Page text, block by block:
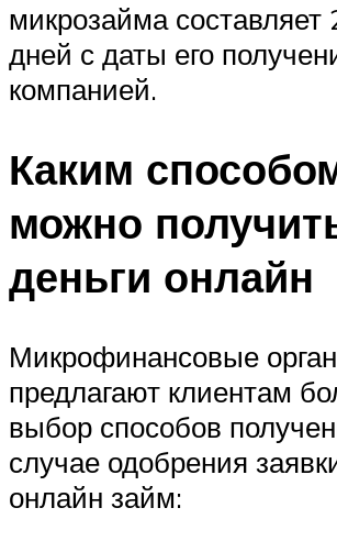
микрозайма составляет
дней с даты его
компанией.
Каким
можно
деньги онлайн
Микрофинансовые
предлагают клиентам
выбор способов
случае одобрения
онлайн займ: